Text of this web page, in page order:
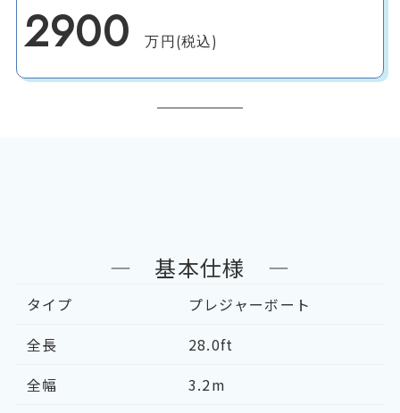
2900 万円(税込)
― 基本仕様 ―
タイプ
プレジャーボート
全長
28.0ft
全幅
3.2m